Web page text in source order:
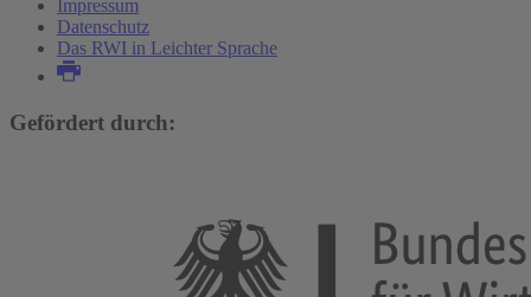
Impressum
Datenschutz
Das RWI in Leichter Sprache
Gefördert durch: